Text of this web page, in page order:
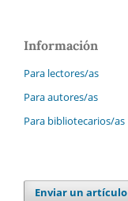
Información
Para lectores/as
Para autores/as
Para bibliotecarios/as
Enviar un artículo